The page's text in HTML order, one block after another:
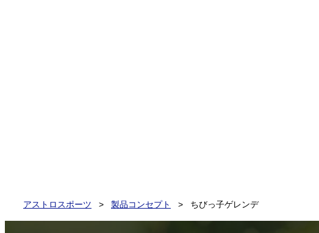
アストロスポーツ > 製品コンセプト > ちびっ子ゲレンデ